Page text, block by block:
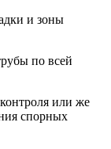
и зоны
по всей
или же
спорных